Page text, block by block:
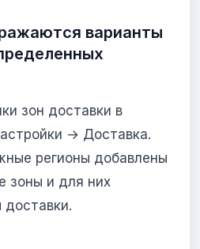
варианты
зон доставки в
→ Доставка.
регионы добавлены
зоны и для них